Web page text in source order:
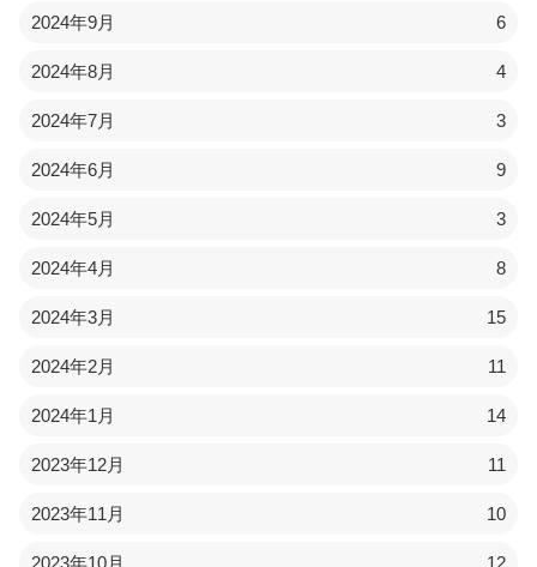
2024年9月 6
2024年8月 4
2024年7月 3
2024年6月 9
2024年5月 3
2024年4月 8
2024年3月 15
2024年2月 11
2024年1月 14
2023年12月 11
2023年11月 10
2023年10月 12